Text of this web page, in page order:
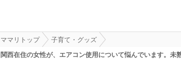
ママリトップ
子育て・グッズ
関西在住の女性が、エアコン使用について悩んでいます。